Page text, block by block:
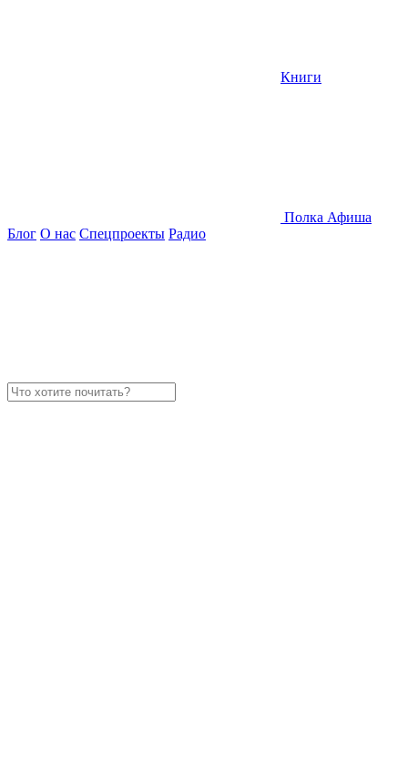
Книги
Полка Афиша
Блог О нас Спецпроекты Радио